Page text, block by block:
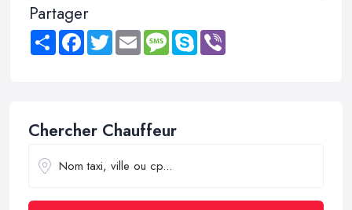
Partager
Share FacebookTwitter Email MessageSkype
Chercher Chauffeur